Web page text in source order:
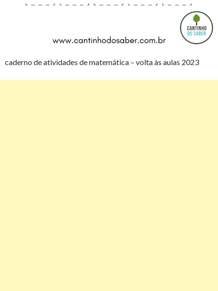
caderno de atividades de matemática – volta às aulas 2023